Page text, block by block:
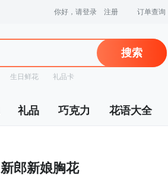
你好，请登录 注册 订单查询
搜索
生日鲜花 礼品卡
礼品 巧克力 花语大全
新郎新娘胸花